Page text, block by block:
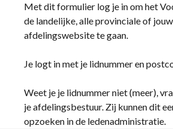
Met dit formulier log je in om het
de landelijke, alle provinciale of
afdelingswebsite te gaan.
Je logt in met je lidnummer en
Weet je je lidnummer niet (meer),
je afdelingsbestuur. Zij kunnen dit
opzoeken in de ledenadministratie.